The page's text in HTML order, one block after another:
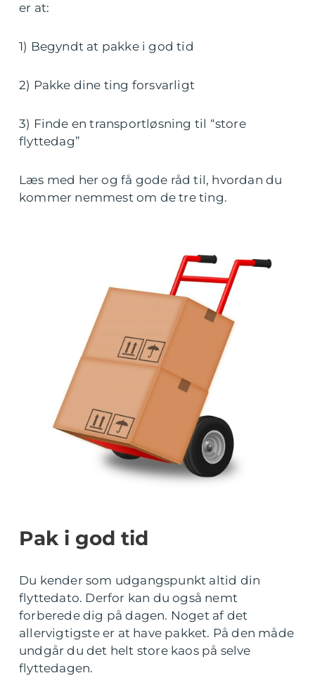
er at:
1) Begyndt at pakke i god tid
2) Pakke dine ting forsvarligt
3) Finde en transportløsning til “store
flyttedag”
Læs med her og få gode råd til, hvordan du
kommer nemmest om de tre ting.
Pak i god tid
Du kender som udgangspunkt altid din
flyttedato. Derfor kan du også nemt
forberede dig på dagen. Noget af det
allervigtigste er at have pakket. På den måde
undgår du det helt store kaos på selve
flyttedagen.